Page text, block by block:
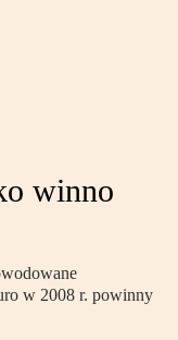
winno
w 2008 r. powinny